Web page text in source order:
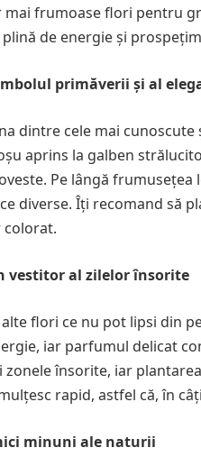
mai frumoase flori pentru
de energie și
primăverii și al
dintre cele mai
aprins la galben
Pe lângă
diverse. Îți recomand să
colorat.
vestitor al zilelor însorite
flori ce nu pot lipsi din
iar parfumul delicat
zonele însorite, iar
rapid, astfel că, în
minuni ale naturii